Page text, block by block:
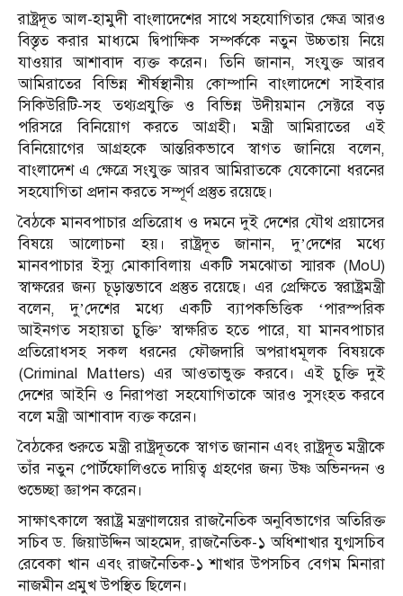
রাষ্ট্রদূত আল-হামুদী বাংলাদেশের সাথে সহযোগিতার ক্ষেত্র আরও
বিস্তৃত করার মাধ্যমে দ্বিপাক্ষিক সম্পর্ককে নতুন উচ্চতায় নিয়ে
যাওয়ার আশাবাদ ব্যক্ত করেন। তিনি জানান, সংযুক্ত আরব
আমিরাতের বিভিন্ন শীর্ষস্থানীয় কোম্পানি বাংলাদেশে সাইবার
সিকিউরিটি-সহ তথ্যপ্রযুক্তি ও বিভিন্ন উদীয়মান সেক্টরে বড়
পরিসরে বিনিয়োগ করতে আগ্রহী। মন্ত্রী আমিরাতের এই
বিনিয়োগের আগ্রহকে আন্তরিকভাবে স্বাগত জানিয়ে বলেন,
বাংলাদেশ এ ক্ষেত্রে সংযুক্ত আরব আমিরাতকে যেকোনো ধরনের
সহযোগিতা প্রদান করতে সম্পূর্ণ প্রস্তুত রয়েছে।
বৈঠকে মানবপাচার প্রতিরোধ ও দমনে দুই দেশের যৌথ প্রয়াসের
বিষয়ে আলোচনা হয়। রাষ্ট্রদূত জানান, দু’দেশের মধ্যে
মানবপাচার ইস্যু মোকাবিলায় একটি সমঝোতা স্মারক (MoU)
স্বাক্ষরের জন্য চূড়ান্তভাবে প্রস্তুত রয়েছে। এর প্রেক্ষিতে স্বরাষ্ট্রমন্ত্রী
বলেন, দু’দেশের মধ্যে একটি ব্যাপকভিত্তিক ‘পারস্পরিক
আইনগত সহায়তা চুক্তি’ স্বাক্ষরিত হতে পারে, যা মানবপাচার
প্রতিরোধসহ সকল ধরনের ফৌজদারি অপরাধমূলক বিষয়কে
(Criminal Matters) এর আওতাভুক্ত করবে। এই চুক্তি দুই
দেশের আইনি ও নিরাপত্তা সহযোগিতাকে আরও সুসংহত করবে
বলে মন্ত্রী আশাবাদ ব্যক্ত করেন।
বৈঠকের শুরুতে মন্ত্রী রাষ্ট্রদূতকে স্বাগত জানান এবং রাষ্ট্রদূত মন্ত্রীকে
তাঁর নতুন পোর্টফোলিওতে দায়িত্ব গ্রহণের জন্য উষ্ণ অভিনন্দন ও
শুভেচ্ছা জ্ঞাপন করেন।
সাক্ষাৎকালে স্বরাষ্ট্র মন্ত্রণালয়ের রাজনৈতিক অনুবিভাগের অতিরিক্ত
সচিব ড. জিয়াউদ্দিন আহমেদ, রাজনৈতিক-১ অধিশাখার যুগ্মসচিব
রেবেকা খান এবং রাজনৈতিক-১ শাখার উপসচিব বেগম মিনারা
নাজমীন প্রমুখ উপস্থিত ছিলেন।